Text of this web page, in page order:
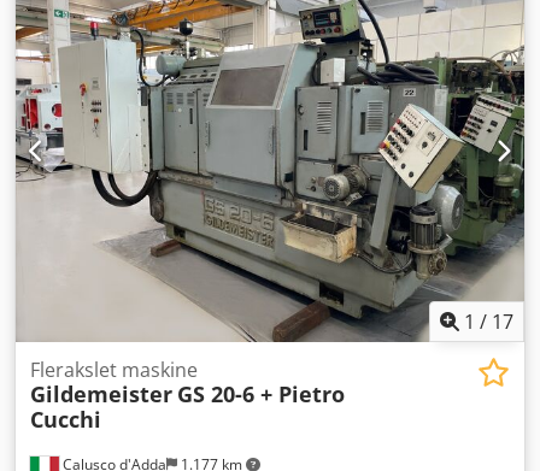
1 / 17
Calusco d'Adda 1.177 km
Flerakslet maskine
Gildemeister GS 20-6 + Pietro
Cucchi